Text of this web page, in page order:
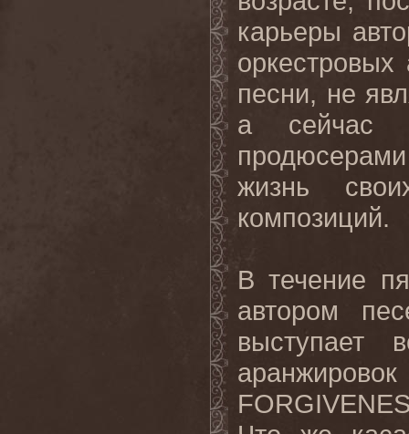
карьеры
песни, не
а сейчас
жизнь
композиций.
В течение
автором
выступает